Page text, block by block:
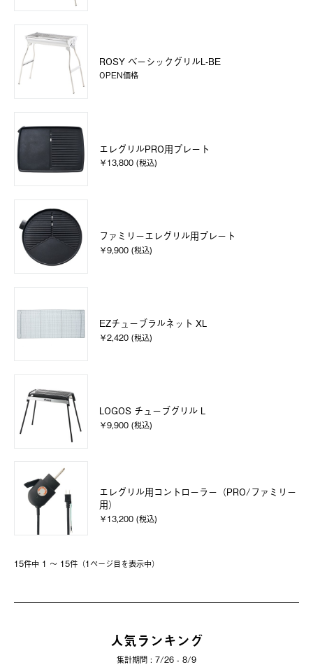
ROSY ベーシックグリルL-BE
OPEN価格
エレグリルPRO用プレート
￥13,800 (税込)
ファミリーエレグリル用プレート
￥9,900 (税込)
EZチューブラルネット XL
￥2,420 (税込)
LOGOS チューブグリル L
￥9,900 (税込)
エレグリル用コントローラー（PRO/ファミリー
用）
￥13,200 (税込)
15件中 1 〜 15件（1ページ⽬を表⽰中）
人気ランキング
集計期間 : 7/26 - 8/9